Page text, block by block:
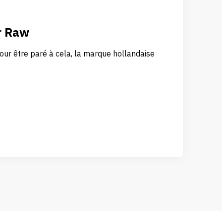
Raw
être paré à cela, la marque hollandaise